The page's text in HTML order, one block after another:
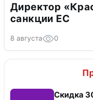
Директор
санкции ЕС
8 августа 0
Скидка